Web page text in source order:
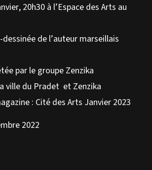
20h30 à l’Espace des Arts au
dessinée de l’auteur marseillais
par le groupeZenzika
ville du Pradet et Zenzika
: Cité des Arts Janvier 2023
2022